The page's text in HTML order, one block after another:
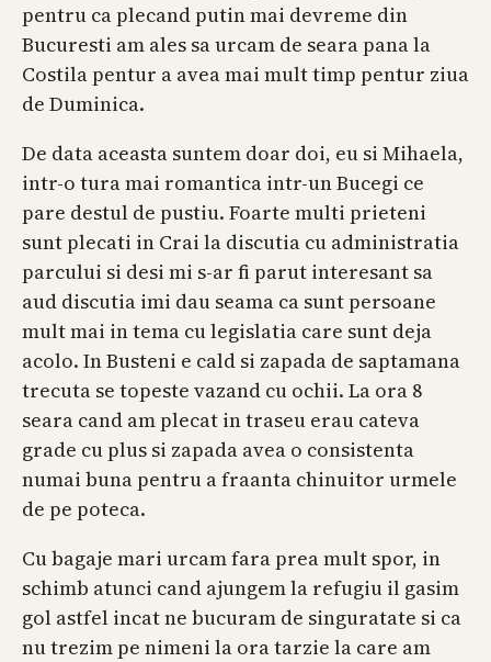
pentru ca plecand putin mai devreme din
Bucuresti am ales sa urcam de seara pana la
Costila pentur a avea mai mult timp pentur ziua
de Duminica.
De data aceasta suntem doar doi, eu si Mihaela,
intr-o tura mai romantica intr-un Bucegi ce
pare destul de pustiu. Foarte multi prieteni
sunt plecati in Crai la discutia cu administratia
parcului si desi mi s-ar fi parut interesant sa
aud discutia imi dau seama ca sunt persoane
mult mai in tema cu legislatia care sunt deja
acolo. In Busteni e cald si zapada de saptamana
trecuta se topeste vazand cu ochii. La ora 8
seara cand am plecat in traseu erau cateva
grade cu plus si zapada avea o consistenta
numai buna pentru a fraanta chinuitor urmele
de pe poteca.
Cu bagaje mari urcam fara prea mult spor, in
schimb atunci cand ajungem la refugiu il gasim
gol astfel incat ne bucuram de singuratate si ca
nu trezim pe nimeni la ora tarzie la care am